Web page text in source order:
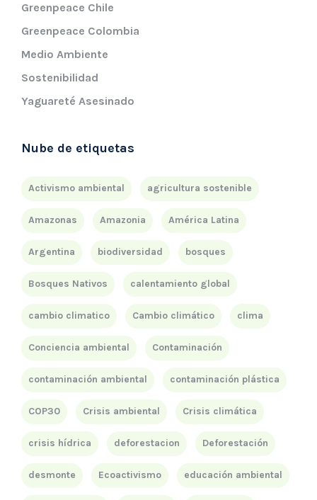
Greenpeace Chile
Greenpeace Colombia
Medio Ambiente
Sostenibilidad
Yaguareté Asesinado
Nube de etiquetas
Activismo ambiental agricultura sostenible
Amazonas Amazonia América Latina
Argentina biodiversidad bosques
Bosques Nativos calentamiento global
cambio climatico Cambio climático clima
Conciencia ambiental Contaminación
contaminación ambiental contaminación plástica
COP30 Crisis ambiental Crisis climática
crisis hídrica deforestacion Deforestación
desmonte Ecoactivismo educación ambiental